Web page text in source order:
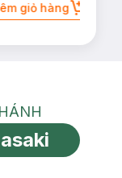
giỏ hàng
nhánh